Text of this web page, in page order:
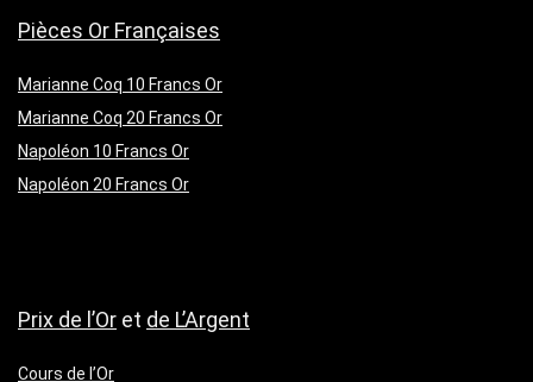
Pièces Or Françaises
Marianne Coq 10 Francs Or
Marianne Coq 20 Francs Or
Napoléon 10 Francs Or
Napoléon 20 Francs Or
Prix de l’Or et de L’Argent
Cours de l’Or